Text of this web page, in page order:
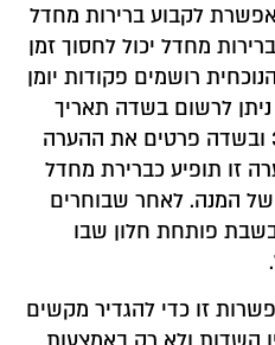
לקבוע ברירות מחדל
מחדל יכול לחסוך זמן
רושמים פקודות יומן
משכורות אוגוסט 2015, ניתן לרשום בשדה תאריך
את התאריך של סוף 31.8.15 ובשדה פרטים את ההערה
אוגוסט 2015". הערה זו תופיע כברירת מחדל
המנה. לאחר שבוחרים
פותחת חלון שבו
זו כדי להגדיר מקשים